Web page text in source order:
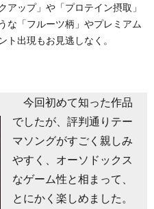
アップ」や「プロテイン摂取」
な「フルーツ柄」やプレミアム
ト出現もお見逃しなく。
今回初めて知った作品
でしたが、評判通りテー
マソングがすごく親しみ
やすく、オーソドックス
なゲーム性と相まって、
とにかく楽しめました。